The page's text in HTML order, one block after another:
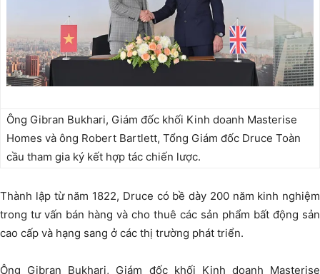
Ông Gibran Bukhari, Giám đốc khối Kinh doanh Masterise
Homes và ông Robert Bartlett, Tổng Giám đốc Druce Toàn
cầu tham gia ký kết hợp tác chiến lược.
Thành lập từ năm 1822, Druce có bề dày 200 năm kinh nghiệm
trong tư vấn bán hàng và cho thuê các sản phẩm bất động sản
cao cấp và hạng sang ở các thị trường phát triển.
Ông Gibran Bukhari, Giám đốc khối Kinh doanh Masterise